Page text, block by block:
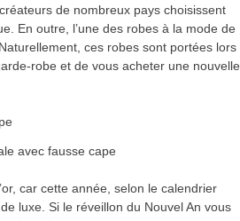
de nombreux pays choisissent
En outre, l’une des robes à la mode de
ces robes sont portées lors
robe et de vous acheter une nouvelle
avec fausse cape
car cette année, selon le calendrier
luxe. Si le réveillon du Nouvel An vous